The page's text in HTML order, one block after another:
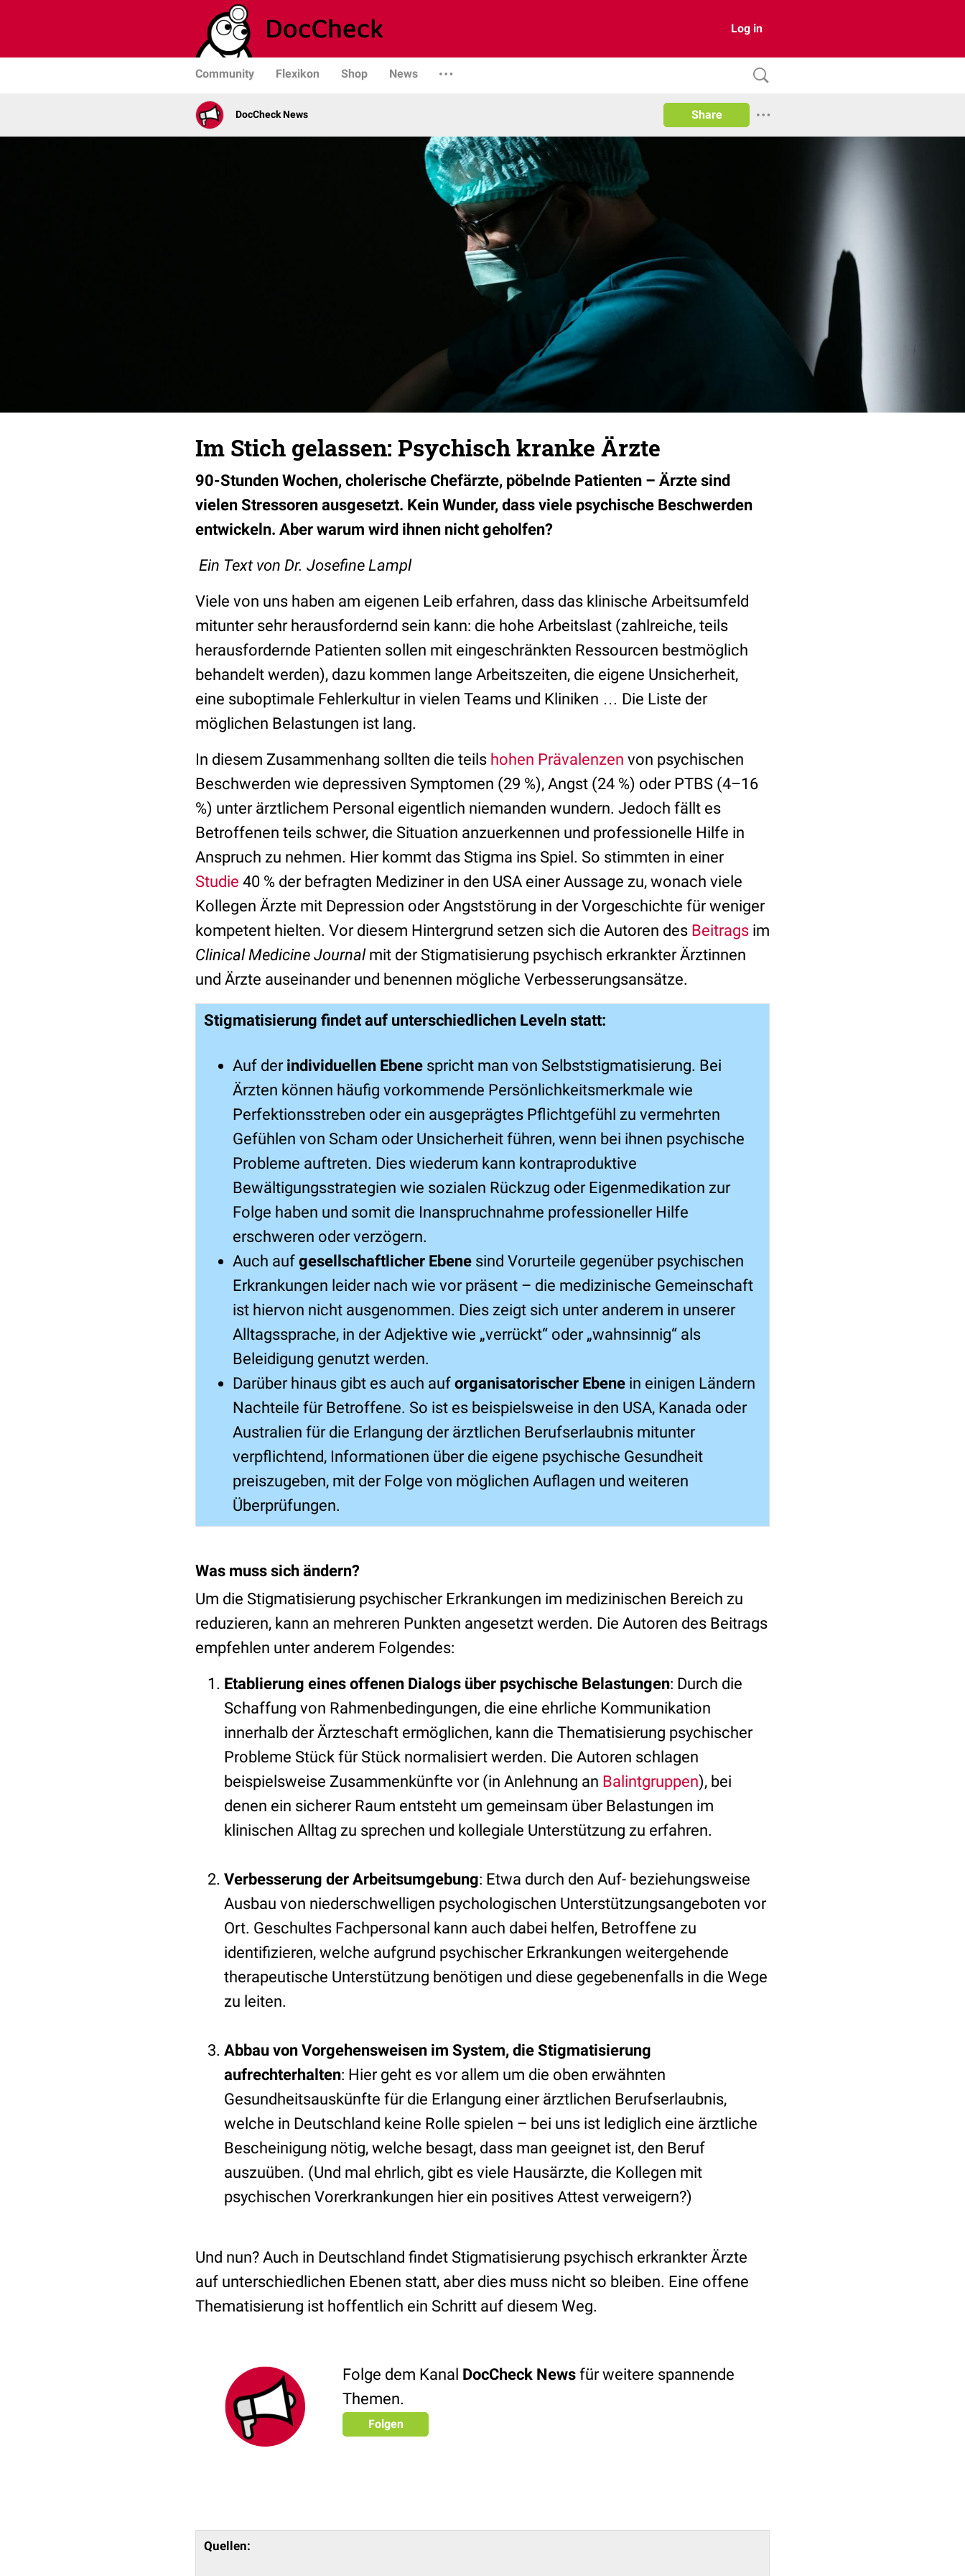
Log in
Community Flexikon Shop News
DocCheck News Share
Im Stich gelassen: Psychisch kranke Ärzte
90-Stunden Wochen, cholerische Chefärzte, pöbelnde Patienten – Ärzte sind
vielen Stressoren ausgesetzt. Kein Wunder, dass viele psychische Beschwerden
entwickeln. Aber warum wird ihnen nicht geholfen?
Ein Text von Dr. Josefine Lampl
Viele von uns haben am eigenen Leib erfahren, dass das klinische Arbeitsumfeld
mitunter sehr herausfordernd sein kann: die hohe Arbeitslast (zahlreiche, teils
herausfordernde Patienten sollen mit eingeschränkten Ressourcen bestmöglich
behandelt werden), dazu kommen lange Arbeitszeiten, die eigene Unsicherheit,
eine suboptimale Fehlerkultur in vielen Teams und Kliniken … Die Liste der
möglichen Belastungen ist lang.
In diesem Zusammenhang sollten die teils hohen Prävalenzen von psychischen
Beschwerden wie depressiven Symptomen (29 %), Angst (24 %) oder PTBS (4–16
%) unter ärztlichem Personal eigentlich niemanden wundern. Jedoch fällt es
Betroffenen teils schwer, die Situation anzuerkennen und professionelle Hilfe in
Anspruch zu nehmen. Hier kommt das Stigma ins Spiel. So stimmten in einer
Studie 40 % der befragten Mediziner in den USA einer Aussage zu, wonach viele
Kollegen Ärzte mit Depression oder Angststörung in der Vorgeschichte für weniger
kompetent hielten. Vor diesem Hintergrund setzen sich die Autoren des Beitrags im
Clinical Medicine Journalmit der Stigmatisierung psychisch erkrankter Ärztinnen
und Ärzte auseinander und benennen mögliche Verbesserungsansätze.
Stigmatisierung findet auf unterschiedlichen Leveln statt:
Auf der individuellen Ebene spricht man von Selbststigmatisierung. Bei
Ärzten können häufig vorkommende Persönlichkeitsmerkmale wie
Perfektionsstreben oder ein ausgeprägtes Pflichtgefühl zu vermehrten
Gefühlen von Scham oder Unsicherheit führen, wenn bei ihnen psychische
Probleme auftreten. Dies wiederum kann kontraproduktive
Bewältigungsstrategien wie sozialen Rückzug oder Eigenmedikation zur
Folge haben und somit die Inanspruchnahme professioneller Hilfe
erschweren oder verzögern.
Auch auf gesellschaftlicher Ebene sind Vorurteile gegenüber psychischen
Erkrankungen leider nach wie vor präsent – die medizinische Gemeinschaft
ist hiervon nicht ausgenommen. Dies zeigt sich unter anderem in unserer
Alltagssprache, in der Adjektive wie „verrückt“ oder „wahnsinnig“ als
Beleidigung genutzt werden.
Darüber hinaus gibt es auch auf organisatorischer Ebene in einigen Ländern
Nachteile für Betroffene. So ist es beispielsweise in den USA, Kanada oder
Australien für die Erlangung der ärztlichen Berufserlaubnis mitunter
verpflichtend, Informationen über die eigene psychische Gesundheit
preiszugeben, mit der Folge von möglichen Auflagen und weiteren
Überprüfungen.
Was muss sich ändern?
Um die Stigmatisierung psychischer Erkrankungen im medizinischen Bereich zu
reduzieren, kann an mehreren Punkten angesetzt werden. Die Autoren des Beitrags
empfehlen unter anderem Folgendes:
Etablierung eines offenen Dialogs über psychische Belastungen: Durch die
Schaffung von Rahmenbedingungen, die eine ehrliche Kommunikation
innerhalb der Ärzteschaft ermöglichen, kann die Thematisierung psychischer
Probleme Stück für Stück normalisiert werden. Die Autoren schlagen
beispielsweise Zusammenkünfte vor (in Anlehnung an Balintgruppen), bei
denen ein sicherer Raum entsteht um gemeinsam über Belastungen im
klinischen Alltag zu sprechen und kollegiale Unterstützung zu erfahren.
Verbesserung der Arbeitsumgebung: Etwa durch den Auf- beziehungsweise
Ausbau von niederschwelligen psychologischen Unterstützungsangeboten vor
Ort. Geschultes Fachpersonal kann auch dabei helfen, Betroffene zu
identifizieren, welche aufgrund psychischer Erkrankungen weitergehende
therapeutische Unterstützung benötigen und diese gegebenenfalls in die Wege
zu leiten.
Abbau von Vorgehensweisen im System, die Stigmatisierung
aufrechterhalten: Hier geht es vor allem um die oben erwähnten
Gesundheitsauskünfte für die Erlangung einer ärztlichen Berufserlaubnis,
welche in Deutschland keine Rolle spielen – bei uns ist lediglich eine ärztliche
Bescheinigung nötig, welche besagt, dass man geeignet ist, den Beruf
auszuüben. (Und mal ehrlich, gibt es viele Hausärzte, die Kollegen mit
psychischen Vorerkrankungen hier ein positives Attest verweigern?)
Und nun? Auch in Deutschland findet Stigmatisierung psychisch erkrankter Ärzte
auf unterschiedlichen Ebenen statt, aber dies muss nicht so bleiben. Eine offene
Thematisierung ist hoffentlich ein Schritt auf diesem Weg.
Folge dem Kanal DocCheck News für weitere spannende
Themen.
Folgen
Quellen: